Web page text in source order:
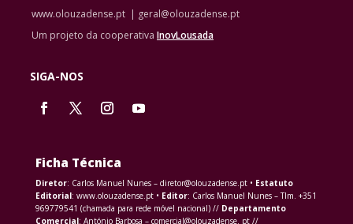
www.olouzadense.pt | geral@olouzadense.pt
Um projeto da cooperativa InovLousada
SIGA-NOS
Ficha Técnica
Diretor: Carlos Manuel Nunes – diretor@olouzadense.pt • Estatuto
Editorial: www.olouzadense.pt • Editor: Carlos Manuel Nunes – Tlm. +351
969779541 (chamada para rede móvel nacional) // Departamento
Comercial: António Barbosa – comercial@olouzadense. pt //